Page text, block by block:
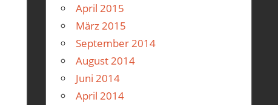
April 2015
März 2015
September 2014
August 2014
Juni 2014
April 2014